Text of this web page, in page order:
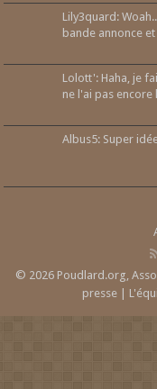
Lily3quard:
bande annonce et
Lolott': Haha, je
ne l'ai pas encore
Albus5: Super
© 2026 Poudlard.org,
presse |